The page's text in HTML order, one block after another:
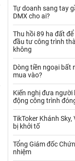
Palladium
Rau - Củ -Quả
Sữa
Than
Thủy hải sản khác
Vàng
VLXD khác
Tự doanh sang tay
DMX cho ai?
Thu hồi 89 ha đất
đầu tư công trình
không
Dòng tiền ngoại bất
mua vào?
Kiến nghị đưa người
động công trình
TikToker Khánh
bị khởi tố
Tổng Giám đốc
nhiệm